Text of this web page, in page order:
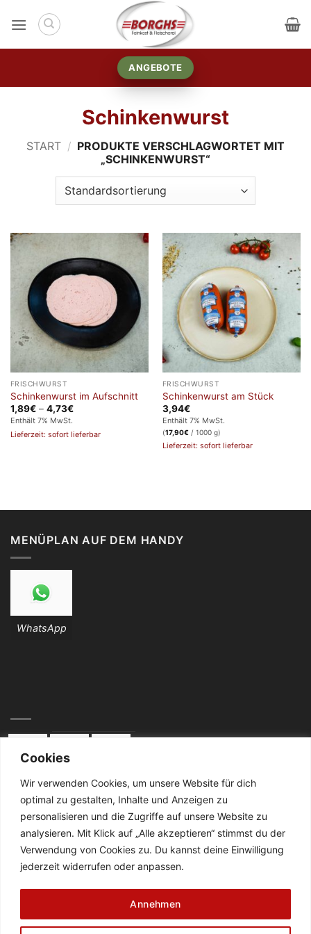
Cookies
Wir verwenden Cookies, um unsere Website für dich
optimal zu gestalten, Inhalte und Anzeigen zu
personalisieren und die Zugriffe auf unsere Website zu
analysieren. Mit Klick auf „Alle akzeptieren“ stimmst du der
Verwendung von Cookies zu. Du kannst deine Einwilligung
jederzeit widerrufen oder anpassen.
Annehmen
Inhalt
ANGEBOTE
Schinkenwurst
START / PRODUKTE VERSCHLAGWORTET MIT
„SCHINKENWURST“
FRISCHWURST
Schinkenwurst im Aufschnitt
1,89€ – 4,73€Preisspanne:
4,73€
Enthält 7% MwSt.
Lieferzeit: sofort lieferbar
FRISCHWURST
Schinkenwurst am Stück
3,94€
Enthält 7% MwSt.
(17,90€/ 1000 g)
Lieferzeit: sofort lieferbar
MENÜPLAN AUF DEM HANDY
WhatsApp
KONTAKT:
Telefon: 02834 / 2024
De Cabanes-Straße 4
47638 Straelen